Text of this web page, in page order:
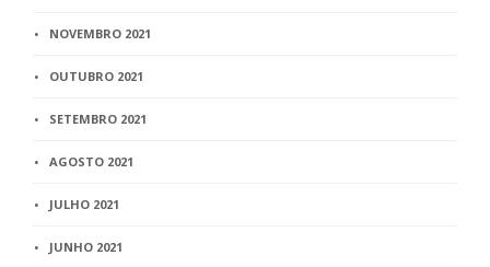
NOVEMBRO 2021
OUTUBRO 2021
SETEMBRO 2021
AGOSTO 2021
JULHO 2021
JUNHO 2021